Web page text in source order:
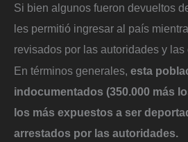
Si bien algunos fueron devueltos
les permitió ingresar al país
revisados por las autoridades y las
En términos generales, esta
indocumentados (350.000 más
los más expuestos a ser
arrestados por las autoridades.